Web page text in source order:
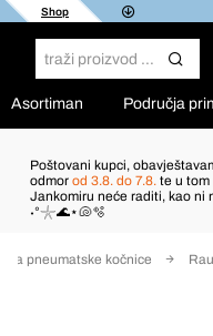
Shop
Asortiman Područja
Poštovani kupci,
odmor od 3.8. do 7.8. te u tom
Jankomiru neće raditi, kao ni
˖°𓇼🌊⋆🐚🫧
za pneumatske kočnice